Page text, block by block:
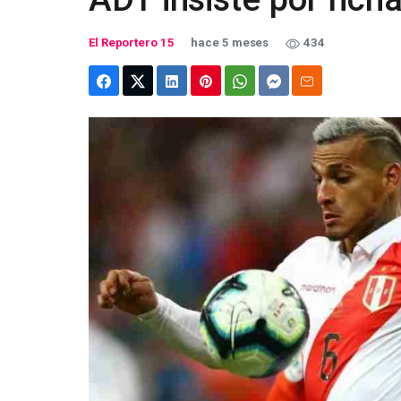
El Reportero 15 hace 5 meses 434